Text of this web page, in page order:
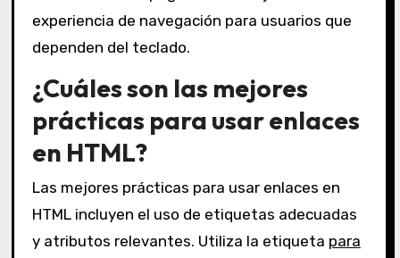
experiencia de navegación para usuarios que
dependen del teclado.
¿Cuáles son las mejores
prácticas para usar enlaces
en HTML?
Las mejores prácticas para usar enlaces en
HTML incluyen el uso de etiquetas adecuadas
y atributos relevantes. Utiliza la etiqueta para